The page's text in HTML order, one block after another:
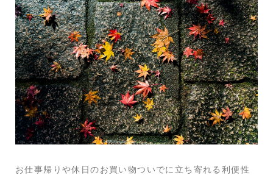
お仕事帰りや休日のお買い物ついでに立ち寄れる利便性